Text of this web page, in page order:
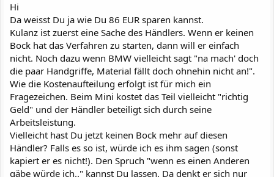
Hi
Da weisst Du ja wie Du 86 EUR sparen kannst.
Kulanz ist zuerst eine Sache des Händlers. Wenn er keinen
Bock hat das Verfahren zu starten, dann will er einfach
nicht. Noch dazu wenn BMW vielleicht sagt "na mach' doch
die paar Handgriffe, Material fällt doch ohnehin nicht an!".
Wie die Kostenaufteilung erfolgt ist für mich ein
Fragezeichen. Beim Mini kostet das Teil vielleicht "richtig
Geld" und der Händler beteiligt sich durch seine
Arbeitsleistung.
Vielleicht hast Du jetzt keinen Bock mehr auf diesen
Händler? Falls es so ist, würde ich es ihm sagen (sonst
kapiert er es nicht!). Den Spruch "wenn es einen Anderen
gäbe würde ich.." kannst Du lassen. Da denkt er sich nur